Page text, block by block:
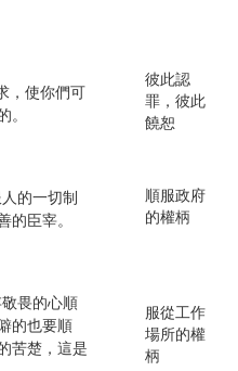
，使你們可
。
彼此認
罪，彼此
饒恕
的一切制
的臣宰。
順服政府
的權柄
畏的心順
的也要順
苦楚，這是
服從工作
場所的權
柄